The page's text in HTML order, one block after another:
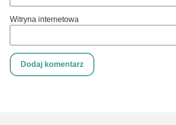
Witryna internetowa